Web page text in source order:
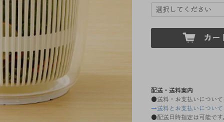
配送・送料案内
●送料・お支払いについ
→送料とお支払いについて
●配送日時指定は可能です